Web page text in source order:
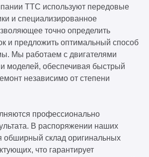
ТТС используют передовые
и специализированное
точно определить
и предложить оптимальный способ
Мы работаем с двигателями
моделей, обеспечивая быстрый
независимо от степени
профессионально
В распоряжении наших
обширный склад оригинальных
что гарантирует